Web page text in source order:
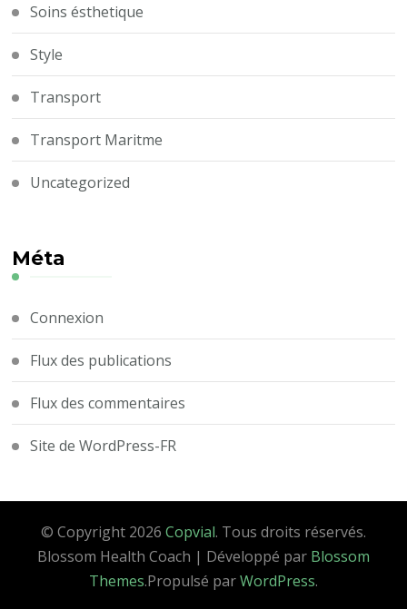
Soins ésthetique
Style
Transport
Transport Maritme
Uncategorized
Méta
Connexion
Flux des publications
Flux des commentaires
Site de WordPress-FR
© Copyright 2026 Copvial. Tous droits réservés.
Blossom Health Coach | Développé par Blossom
Themes.Propulsé parWordPress.